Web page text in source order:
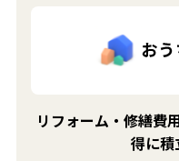
リフォーム・修繕費
得に積